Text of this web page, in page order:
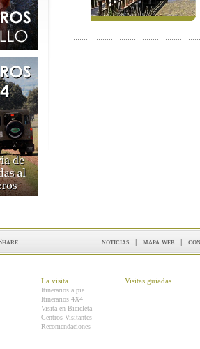
noticias | mapa web |
La visita
Itinerarios a pie
Itinerarios 4X4
Visita en Bicicleta
Centros Visitantes
Recomendaciones
Visitas guiadas